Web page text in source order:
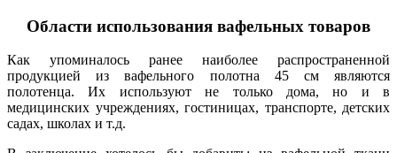
Области использования вафельных товаров
Как упоминалось ранее наиболее распространенной
продукцией из вафельного полотна 45 см являются
полотенца. Их используют не только дома, но и в
медицинских учреждениях, гостиницах, транспорте, детских
садах, школах и т.д.